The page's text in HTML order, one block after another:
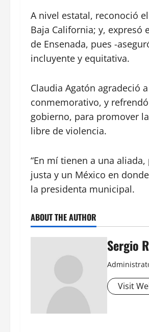
A nivel estatal, reconoció
Baja California; y,
de Ensenada, pues -
incluyente y equitativa.
Claudia Agatón agradeció
conmemorativo, y
gobierno, para promover
libre de violencia.
“En mí tienen a una
justa y un México en
la presidenta municipal.
ABOUT THE AUTHOR
Sergio
Visit